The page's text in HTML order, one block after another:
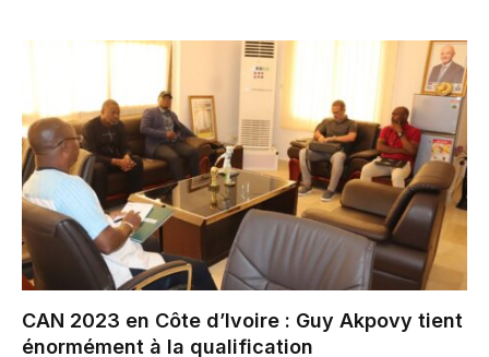
CAN 2023 en Côte d’Ivoire : Guy Akpovy tient
énormément à la qualification